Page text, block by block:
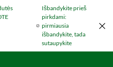
Išbandykite prieš
pirkdami:
pirmiausia
išbandykite, tada
sutaupykite